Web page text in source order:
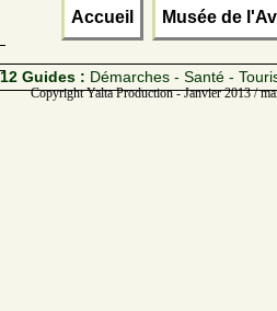
Accueil Musée de
12 Guides : Démarches - Santé -
Copyright Yalta Production - Janvier 2013 /